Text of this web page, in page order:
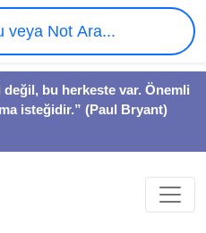
bu herkeste var. Önemli
isteğidir.” (Paul Bryant)
veya Not Ara...